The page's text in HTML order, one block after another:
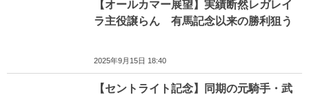
【オールカマー展望】実績断然レガレイ
ラ主役譲らん 有馬記念以来の勝利狙う
2025年9月15日 18:40
【セントライト記念】同期の元騎手・武